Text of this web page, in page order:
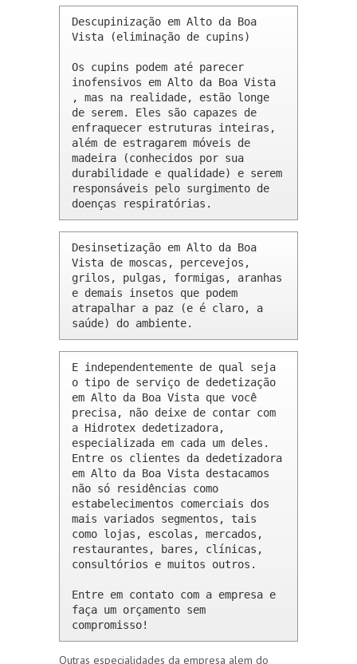
Descupinização em Alto da Boa
Vista (eliminação de cupins)
Os cupins podem até parecer
inofensivos em Alto da Boa Vista
, mas na realidade, estão longe
de serem. Eles são capazes de
enfraquecer estruturas inteiras,
além de estragarem móveis de
madeira (conhecidos por sua
durabilidade e qualidade) e serem
responsáveis pelo surgimento de
doenças respiratórias.
Desinsetização em Alto da Boa
Vista de moscas, percevejos,
grilos, pulgas, formigas, aranhas
e demais insetos que podem
atrapalhar a paz (e é claro, a
saúde) do ambiente.
E independentemente de qual seja
o tipo de serviço de dedetização
em Alto da Boa Vista que você
precisa, não deixe de contar com
a Hidrotex dedetizadora,
especializada em cada um deles.
Entre os clientes da dedetizadora
em Alto da Boa Vista destacamos
não só residências como
estabelecimentos comerciais dos
mais variados segmentos, tais
como lojas, escolas, mercados,
restaurantes, bares, clínicas,
consultórios e muitos outros.
Entre em contato com a empresa e
faça um orçamento sem
compromisso!
Outras especialidades da empresa alem do